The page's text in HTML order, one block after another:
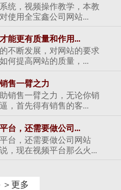
统，视频操作教学，本教
使用全宝鑫公司网站...
能更有质量和作用...
不断发展，对网站的要求
何提高网站的质量，...
售一臂之力
销售一臂之力，无论你销
，首先得有销售的客...
台，还需要做公司...
台，还需要做公司网站
，现在视频平台那么火...
＞更多